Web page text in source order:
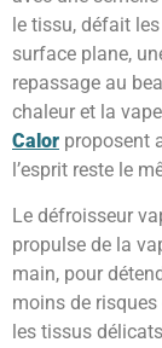
le tissu, défait
surface plane,
repassage au
chaleur et la
Calor proposent
l’esprit reste le
Le défroisseur
propulse de la
main, pour
moins de
les tissus